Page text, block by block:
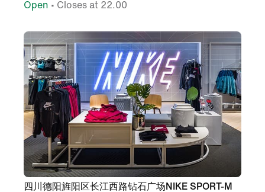
Open • Closes at 22.00
四川德阳旌阳区长江西路钻石广场NIKE SPORT-M